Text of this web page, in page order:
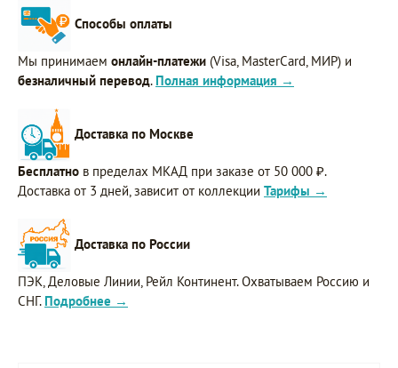
Способы оплаты
Мы принимаем онлайн-платежи (Visa, MasterCard, МИР) и
безналичный перевод. Полная информация →
Доставка по Москве
Бесплатно в пределах МКАД при заказе от 50 000 ₽.
Доставка от 3 дней, зависит от коллекции Тарифы →
Доставка по России
ПЭК, Деловые Линии, Рейл Континент. Охватываем Россию и
СНГ. Подробнее →